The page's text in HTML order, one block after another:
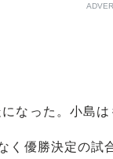
なった。小島は
く優勝決定の